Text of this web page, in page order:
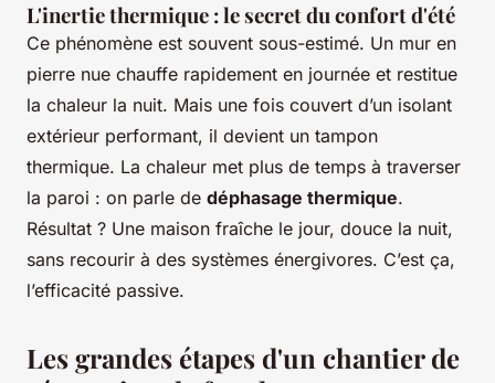
L'inertie thermique : le secret du confort d'été
Ce phénomène est souvent sous-estimé. Un mur en
pierre nue chauffe rapidement en journée et restitue
la chaleur la nuit. Mais une fois couvert d’un isolant
extérieur performant, il devient un tampon
thermique. La chaleur met plus de temps à traverser
la paroi : on parle de déphasage thermique.
Résultat ? Une maison fraîche le jour, douce la nuit,
sans recourir à des systèmes énergivores. C’est ça,
l’efficacité passive.
Les grandes étapes d'un chantier de